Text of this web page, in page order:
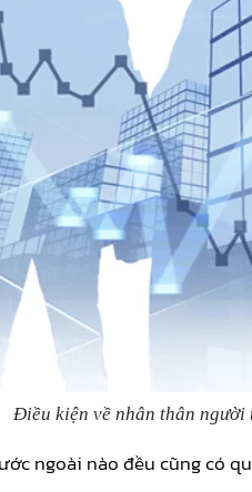
Điều kiện về nhân thân người
ngoài nào đều cũng có